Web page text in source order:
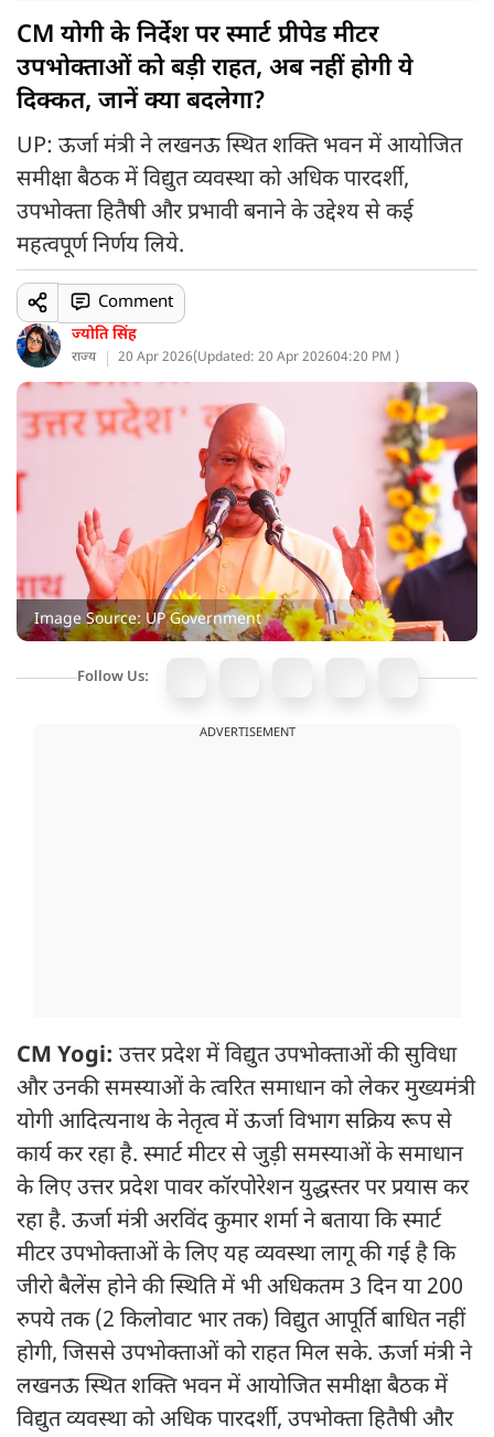
CM योगी के निर्देश पर स्मार्ट प्रीपेड मीटर
उपभोक्ताओं को बड़ी राहत, अब नहीं होगी ये
दिक्कत, जानें क्या बदलेगा?
UP: ऊर्जा मंत्री ने लखनऊ स्थित शक्ति भवन में आयोजित
समीक्षा बैठक में विद्युत व्यवस्था को अधिक पारदर्शी,
उपभोक्ता हितैषी और प्रभावी बनाने के उद्देश्य से कई
महत्वपूर्ण निर्णय लिये.
ज्योति सिंह
राज्य 20 Apr 2026(Updated: 20 Apr 202604:20 PM )
Comment
Image Source: UP Government
Follow Us:
ADVERTISEMENT
CM Yogi: उत्तर प्रदेश में विद्युत उपभोक्ताओं की सुविधा
और उनकी समस्याओं के त्वरित समाधान को लेकर मुख्यमंत्री
योगी आदित्यनाथ के नेतृत्व में ऊर्जा विभाग सक्रिय रूप से
कार्य कर रहा है. स्मार्ट मीटर से जुड़ी समस्याओं के समाधान
के लिए उत्तर प्रदेश पावर कॉरपोरेशन युद्धस्तर पर प्रयास कर
रहा है. ऊर्जा मंत्री अरविंद कुमार शर्मा ने बताया कि स्मार्ट
मीटर उपभोक्ताओं के लिए यह व्यवस्था लागू की गई है कि
जीरो बैलेंस होने की स्थिति में भी अधिकतम 3 दिन या 200
रुपये तक (2 किलोवाट भार तक) विद्युत आपूर्ति बाधित नहीं
होगी, जिससे उपभोक्ताओं को राहत मिल सके. ऊर्जा मंत्री ने
लखनऊ स्थित शक्ति भवन में आयोजित समीक्षा बैठक में
विद्युत व्यवस्था को अधिक पारदर्शी, उपभोक्ता हितैषी और